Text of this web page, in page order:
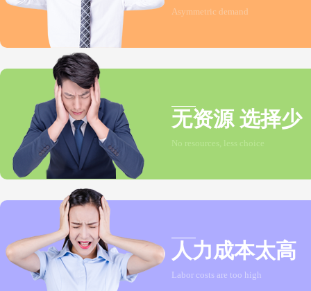
Asymmetric demand
无资源 选择少
No resources, less choice
人力成本太高
Labor costs are too high